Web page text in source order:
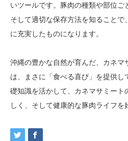
いツールです。豚肉の種類や部位ご
そして適切な保存方法を知ることで
に充実したものになります。
沖縄の豊かな自然が育んだ、カネマ
は、まさに「食べる喜び」を提供
礎知識を活かして、カネマサミート
しく、そして健康的な豚肉ライフを